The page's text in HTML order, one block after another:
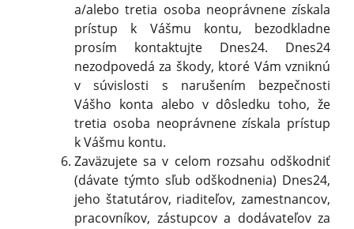
a/alebo tretia osoba neoprávnene získala
prístup k Vášmu kontu, bezodkladne
prosím kontaktujte Dnes24. Dnes24
nezodpovedá za škody, ktoré Vám vzniknú
v súvislosti s narušením bezpečnosti
Vášho konta alebo v dôsledku toho, že
tretia osoba neoprávnene získala prístup
k Vášmu kontu.
Zaväzujete sa v celom rozsahu odškodniť
(dávate týmto sľub odškodnenia) Dnes24,
jeho štatutárov, riaditeľov, zamestnancov,
pracovníkov, zástupcov a dodávateľov za